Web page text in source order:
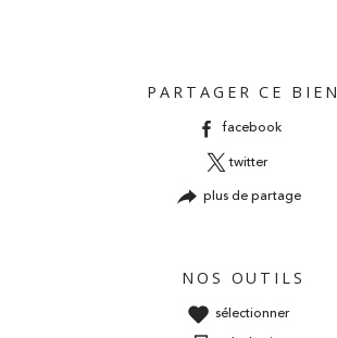
PARTAGER CE BIEN
facebook
twitter
plus de partage
NOS OUTILS
sélectionner